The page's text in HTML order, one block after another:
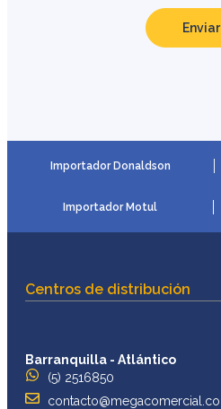
Enviar
Importador Donaldson
Importador Motul
Centros de distribución
Barranquilla - Atlántico
(5) 2516850
contacto@megacomercial.co